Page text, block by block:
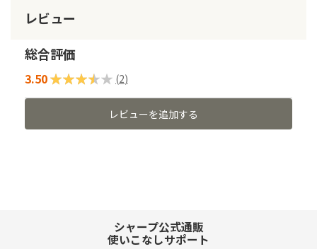
レビュー
総合評価
評価:
3.50
70
% of100
(2)
レビューを追加する
シャープ公式通販
使いこなしサポート